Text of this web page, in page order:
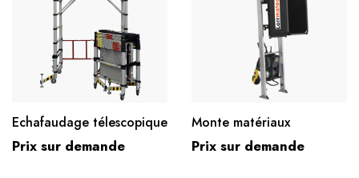
Echafaudage télescopique
Prix sur demande
Monte matériaux
Prix sur demande